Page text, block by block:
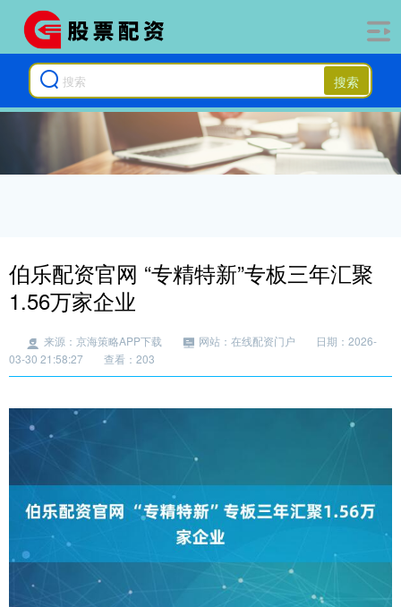
搜索
伯乐配资官网 “专精特新”专板三年汇聚
1.56万家企业
来源：京海策略APP下载 网站：在线配资门户
日期：2026-
03-30 21:58:27
查看：203